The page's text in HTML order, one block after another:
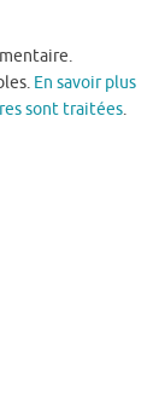
En savoir plus
sont traitées.